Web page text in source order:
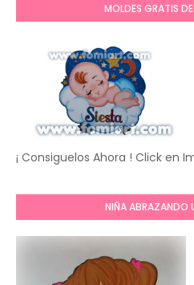
MOLDES GRATIS
¡ Consiguelos Ahora ! Click en
NIÑA ABRAZANDO